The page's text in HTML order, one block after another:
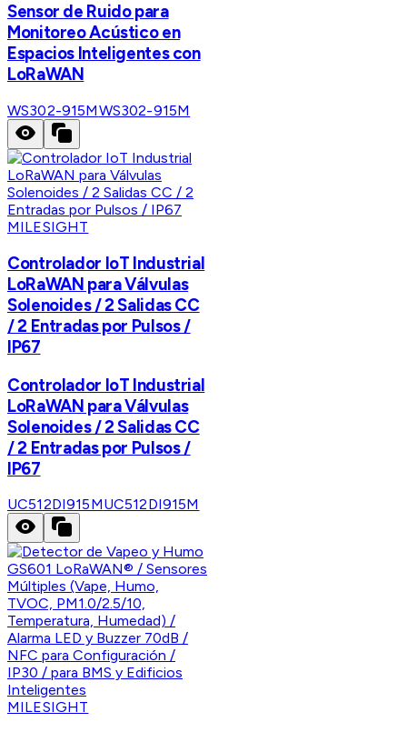
Sensor de Ruido para
Monitoreo Acústico en
Espacios Inteligentes con
LoRaWAN
WS302-915MWS302-915M
MILESIGHT
Controlador IoT Industrial
LoRaWAN para Válvulas
Solenoides / 2 Salidas CC
/ 2 Entradas por Pulsos /
IP67
Controlador IoT Industrial
LoRaWAN para Válvulas
Solenoides / 2 Salidas CC
/ 2 Entradas por Pulsos /
IP67
UC512DI915MUC512DI915M
MILESIGHT